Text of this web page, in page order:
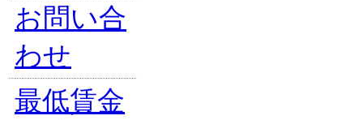
お問い合
わせ
最低賃金